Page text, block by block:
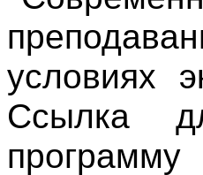
условиях
Ссылка